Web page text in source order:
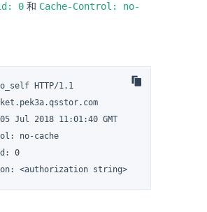
0 和 Cache-Control: no-
HTTP/1.1
Jul 2018 11:01:40 GMT
no-cache
0
<authorization string>